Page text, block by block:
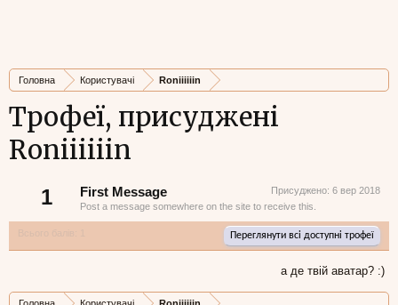
Головна Користувачі Roniiiiiin
Трофеї, присуджені
Roniiiiiin
1 Присуджено: 6 вер 2018
First Message
Post a message somewhere on the site to receive this.
Переглянути всі доступні трофеї
а де твій аватар? :)